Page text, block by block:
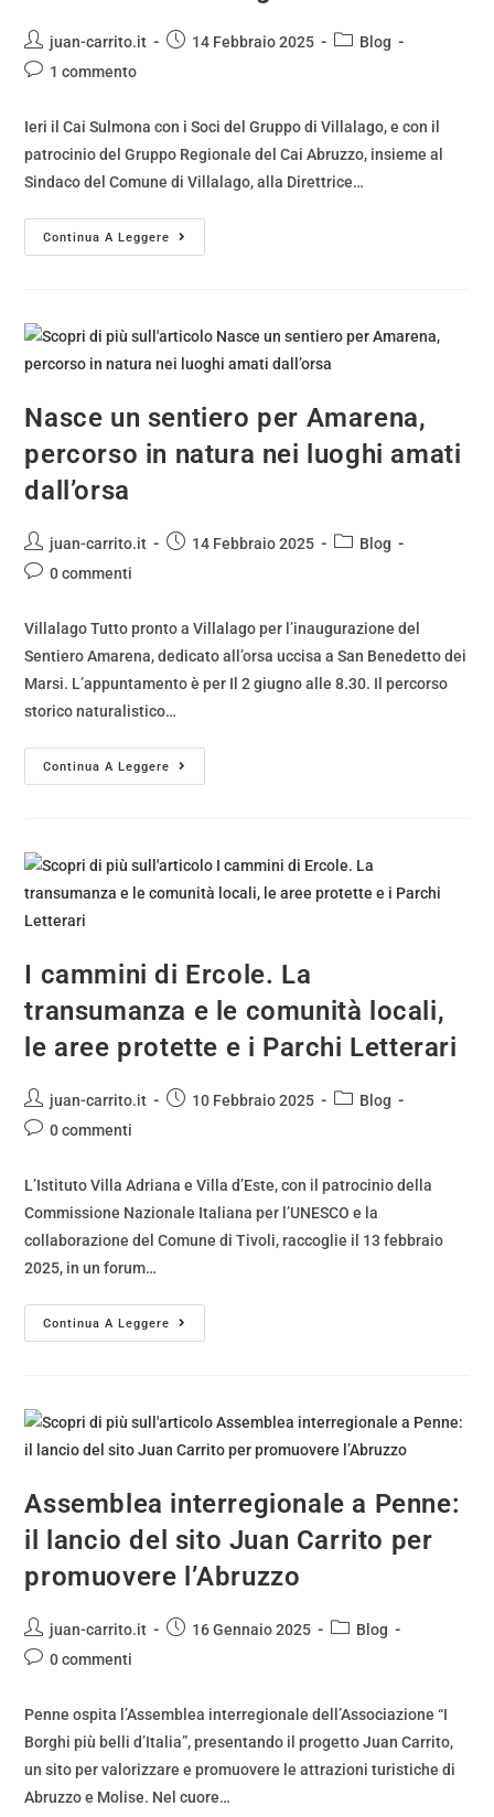
juan-carrito.it 14 Febbraio 2025
Blog
1 commento
Ieri il Cai Sulmona con i Soci del Gruppo di Villalago, e con il
patrocinio del Gruppo Regionale del Cai Abruzzo, insieme al
Sindaco del Comune di Villalago, alla Direttrice…
Continua A Leggere
Nasce un sentiero per Amarena,
percorso in natura nei luoghi amati
dall’orsa
juan-carrito.it 14 Febbraio 2025
Blog
0 commenti
Villalago Tutto pronto a Villalago per l’inaugurazione del
Sentiero Amarena, dedicato all’orsa uccisa a San Benedetto dei
Marsi. L’appuntamento è per Il 2 giugno alle 8.30. Il percorso
storico naturalistico…
Continua A Leggere
I cammini di Ercole. La
transumanza e le comunità locali,
le aree protette e i Parchi Letterari
juan-carrito.it 10 Febbraio 2025
Blog
0 commenti
L’Istituto Villa Adriana e Villa d’Este, con il patrocinio della
Commissione Nazionale Italiana per l’UNESCO e la
collaborazione del Comune di Tivoli, raccoglie il 13 febbraio
2025, in un forum…
Continua A Leggere
Assemblea interregionale a Penne:
il lancio del sito Juan Carrito per
promuovere l’Abruzzo
juan-carrito.it 16 Gennaio 2025
Blog
0 commenti
Penne ospita l’Assemblea interregionale dell’Associazione “I
Borghi più belli d’Italia”, presentando il progetto Juan Carrito,
un sito per valorizzare e promuovere le attrazioni turistiche di
Abruzzo e Molise. Nel cuore…